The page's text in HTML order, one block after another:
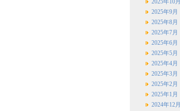
2025年10月
2025年9月
2025年8月
2025年7月
2025年6月
2025年5月
2025年4月
2025年3月
2025年2月
2025年1月
2024年12月